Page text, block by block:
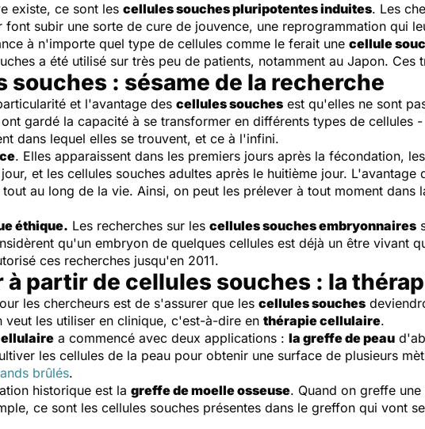
existe, ce sont les cellules souches pluripotentes induites. Les
font subir une sorte de cure de jouvence, une reprogrammation qui
à n'importe quel type de cellules comme le ferait une cellule
a été utilisé sur très peu de patients, notamment au Japon. Ces
souches : sésame de la recherche
et l'avantage des cellules souches est qu'elles ne sont
gardé la capacité à se transformer en différents types de cellules
dans lequel elles se trouvent, et ce à l'infini.
. Elles apparaissent dans les premiers jours après la fécondation, les
et les cellules souches adultes après le huitième jour.
au long de la vie. Ainsi, on peut les prélever à tout moment dans
éthique. Les recherches sur les cellules souches embryonnaires
qu'un embryon de quelques cellules est déjà un être vivant
ces recherches jusqu'en 2011.
à partir de cellules souches : la
les chercheurs est de s'assurer que les cellules souches
veut les utiliser en clinique, c'est-à-dire en thérapie cellulaire.
a commencé avec deux applications : la greffe de peau
les cellules de la peau pour obtenir une surface de plusieurs
brûlés.
historique est la greffe de moelle osseuse. Quand on greffe
ce sont les cellules souches présentes dans le greffon qui vont